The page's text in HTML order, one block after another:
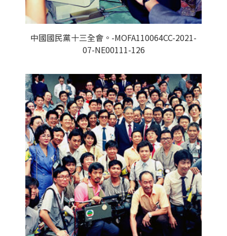
中國國民黨十三全會。-MOFA110064CC-2021-
07-NE00111-126